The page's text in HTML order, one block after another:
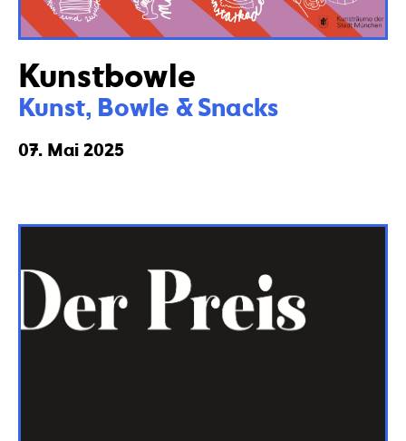
Kunstbowle
Kunst, Bowle & Snacks
07. Mai 2025